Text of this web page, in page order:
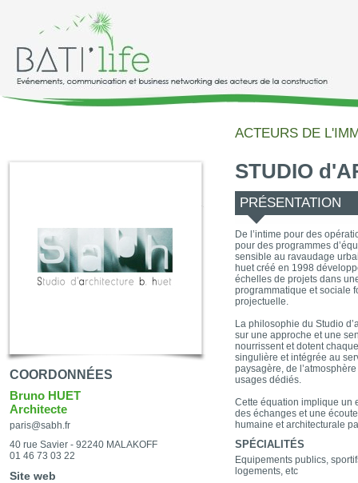
ACTEURS DE
COORDONNÉES
Bruno HUET
Architecte
paris@sabh.fr
40 rue Savier - 92240 MALAKOFF
01 46 73 03 22
Site web
STUDIO
PRÉSENTATION
De l’intime pour des
pour des programmes
sensible au ravaudage
huet créé en 1998
échelles de projets dans
programmatique et sociale
projectuelle.
La philosophie du Studio
sur une approche et une
nourrissent et dotent
singulière et intégrée au
paysagère, de
usages dédiés.
Cette équation implique un
des échanges et une
humaine et architecturale
SPÉCIALITÉS
Equipements publics,
logements, etc